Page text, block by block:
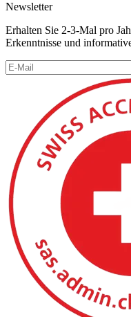
Newsletter
Erhalten Sie 2-3-Mal pro
Erkenntnisse und